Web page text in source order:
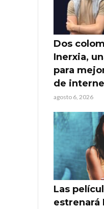
Dos
Inerxia,
para
de
agosto 6, 2026
Las
estrenará